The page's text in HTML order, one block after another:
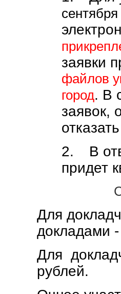
сентября
заявки
файлов
город. В
заявок,
2.
В
придет
Для
докладами -
Для
рублей.